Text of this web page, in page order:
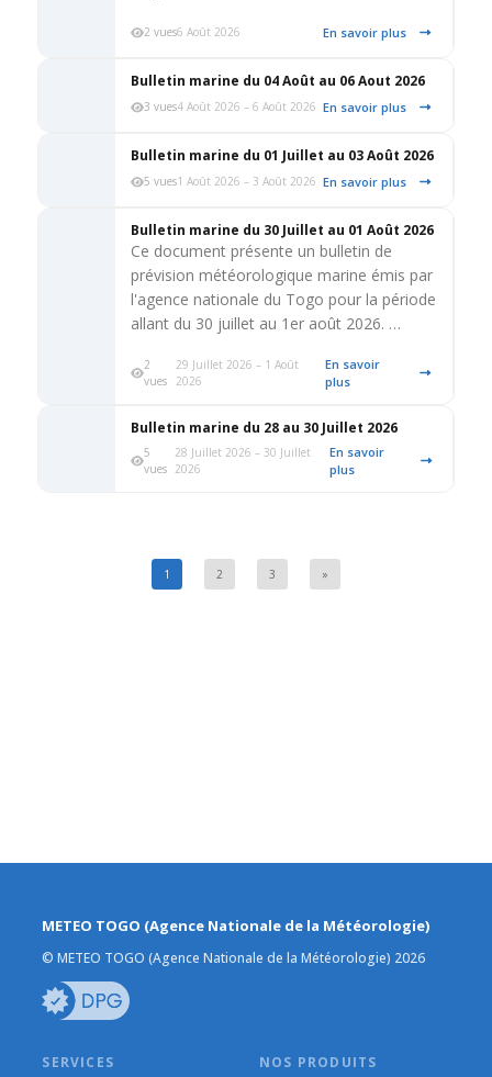
2 vues6 Août 2026 En savoir plus
Bulletin marine du 04 Août au 06 Aout 2026
3 vues4 Août 2026 – 6 Août 2026 En savoir plus
Bulletin marine du 01 Juillet au 03 Août 2026
5 vues1 Août 2026 – 3 Août 2026 En savoir plus
Bulletin marine du 30 Juillet au 01 Août 2026
Ce document présente un bulletin de
prévision météorologique marine émis par
l'agence nationale du Togo pour la période
allant du 30 juillet au 1er août 2026. …
2
vues
29 Juillet 2026 – 1 Août
2026
En savoir
plus
Bulletin marine du 28 au 30 Juillet 2026
5
vues
28 Juillet 2026 – 30 Juillet
2026
En savoir
plus
1 2 3 »
METEO TOGO (Agence Nationale de la Météorologie)
© METEO TOGO (Agence Nationale de la Météorologie) 2026
SERVICES NOS PRODUITS